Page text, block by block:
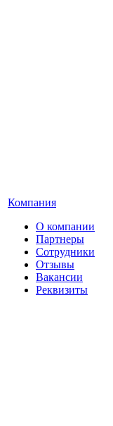
Компания
О компании
Партнеры
Сотрудники
Отзывы
Вакансии
Реквизиты